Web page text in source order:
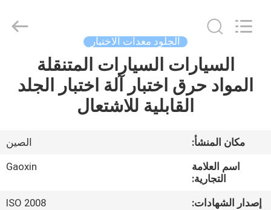
منزل،
بيت
معلومات
Ltd.，.
الجلود معدات الاختبار
السيارات السيارات المتنقلة
المواد حرق اختبار آلة اختبار الجلد
القابلية للاشتعال
مكان المنشأ:
الصين
اسم العلامة
التجارية:
Gaoxin
إصدار الشهادات:
ISO 2008